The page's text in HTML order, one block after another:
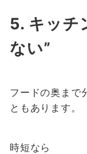
5. キッチ
ない”
フードの奥まで
ともあります。
時短なら